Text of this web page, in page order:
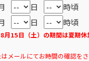
日
時頃
日 時頃
15日（土）の期間は夏期
メールにてお時間の確認をさ